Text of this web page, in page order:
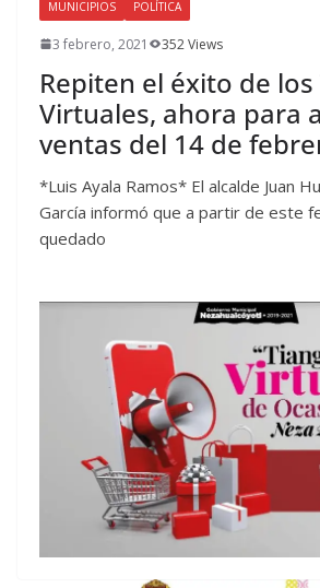
MUNICIPIOS POLÍTICA
3 febrero, 2021 352 Views
Repiten el éxito de los
Virtuales, ahora para
ventas del 14 de
*Luis Ayala Ramos* El alcalde Juan
García informó que a partir de este
quedado